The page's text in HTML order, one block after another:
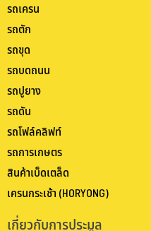
รถเครน
รถตัก
รถขุด
รถบดถนน
รถปูยาง
รถดัน
รถโฟล์คลิฟท์
รถการเกษตร
สินค้าเบ็ดเตล็ด
เครนกระเช้า (HORYONG)
เกี่ยวกับการประมูล